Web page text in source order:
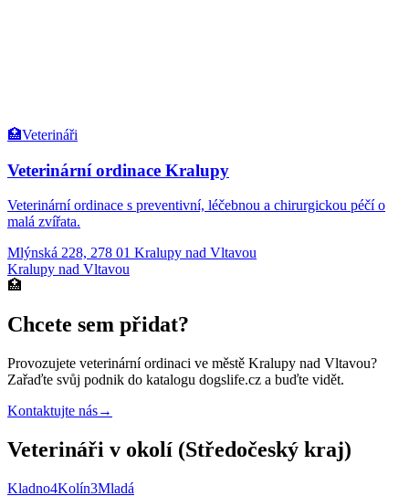
🏥Veterináři
Veterinární ordinace Kralupy
Veterinární ordinace s preventivní, léčebnou a chirurgickou péčí o
malá zvířata.
Mlýnská 228, 278 01 Kralupy nad Vltavou
Kralupy nad Vltavou
🏥
Chcete sem přidat?
Provozujete veterinární ordinaci ve městě Kralupy nad Vltavou?
Zařaďte svůj podnik do katalogu dogslife.cz a buďte vidět.
Kontaktujte nás→
Veterináři v okolí (Středočeský kraj)
Kladno4Kolín3Mladá